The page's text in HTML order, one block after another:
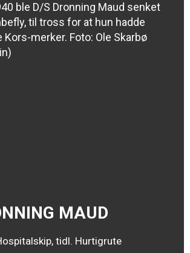
ble D/S Dronning Maud senket
til tross for at hun hadde
Kors-merker. Foto: Ole Skarbø
MAUD
tidl. Hurtigrute